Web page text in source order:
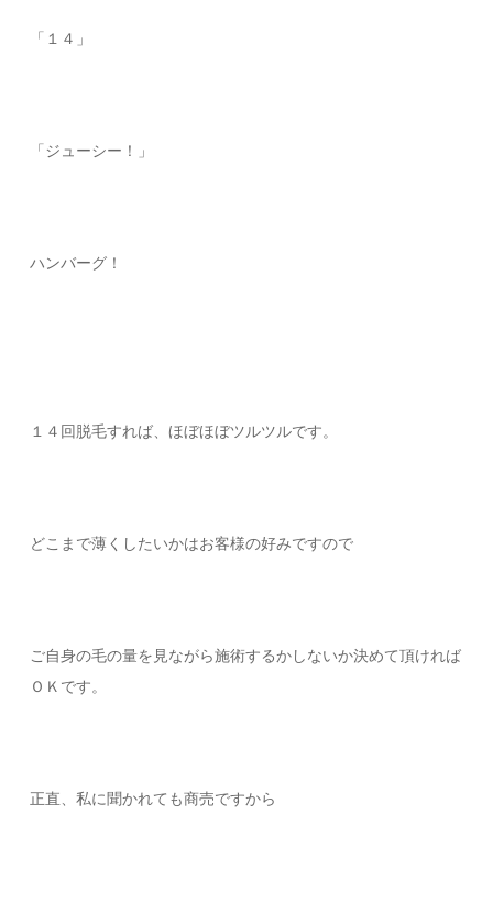
「１４」
「ジューシー！」
ハンバーグ！
１４回脱毛すれば、ほぼほぼツルツルです。
どこまで薄くしたいかはお客様の好みですので
ご自身の毛の量を見ながら施術するかしないか決めて頂ければ
ＯＫです。
正直、私に聞かれても商売ですから